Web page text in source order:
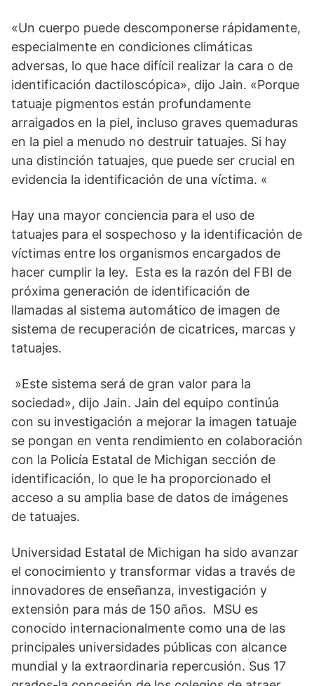
«Un cuerpo puede descomponerse rápidamente,
especialmente en condiciones climáticas
adversas, lo que hace difícil realizar la cara o de
identificación dactiloscópica», dijo Jain. «Porque
tatuaje pigmentos están profundamente
arraigados en la piel, incluso graves quemaduras
en la piel a menudo no destruir tatuajes. Si hay
una distinción tatuajes, que puede ser crucial en
evidencia la identificación de una víctima. «
Hay una mayor conciencia para el uso de
tatuajes para el sospechoso y la identificación de
víctimas entre los organismos encargados de
hacer cumplir la ley. Esta es la razón del FBI de
próxima generación de identificación de
llamadas al sistema automático de imagen de
sistema de recuperación de cicatrices, marcas y
tatuajes.
»Este sistema será de gran valor para la
sociedad», dijo Jain. Jain del equipo continúa
con su investigación a mejorar la imagen tatuaje
se pongan en venta rendimiento en colaboración
con la Policía Estatal de Michigan sección de
identificación, lo que le ha proporcionado el
acceso a su amplia base de datos de imágenes
de tatuajes.
Universidad Estatal de Michigan ha sido avanzar
el conocimiento y transformar vidas a través de
innovadores de enseñanza, investigación y
extensión para más de 150 años. MSU es
conocido internacionalmente como una de las
principales universidades públicas con alcance
mundial y la extraordinaria repercusión. Sus 17